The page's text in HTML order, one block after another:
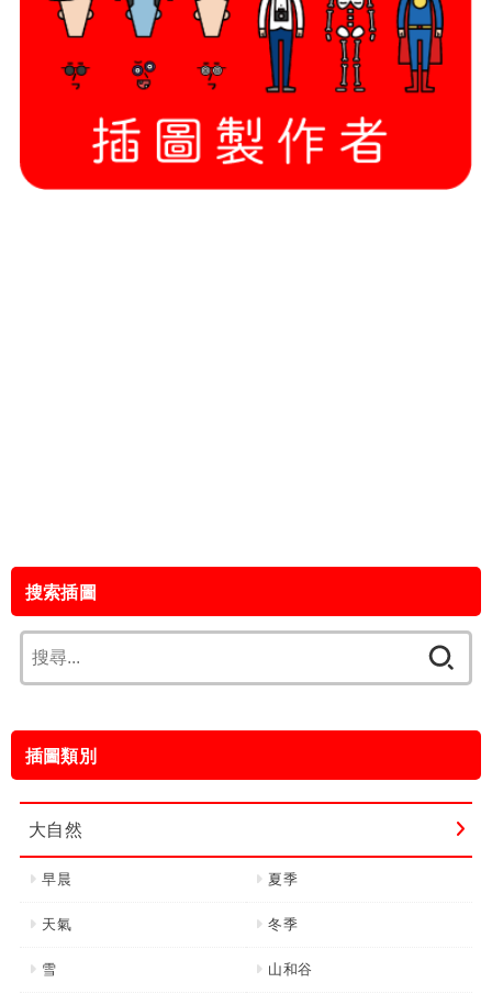
搜索插圖
尋
字:
插圖類別
大自然
早晨 夏季
天氣 冬季
雪 山和谷